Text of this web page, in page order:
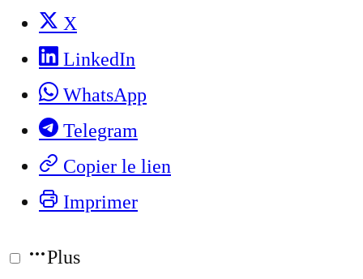
X
LinkedIn
WhatsApp
Telegram
Copier le lien
Imprimer
Plus